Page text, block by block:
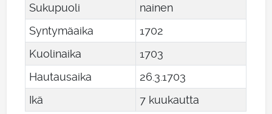
Sukupuoli
nainen
Syntymäaika
1702
Kuolinaika
1703
Hautausaika
26 31703
Ikä
7 kuukautta